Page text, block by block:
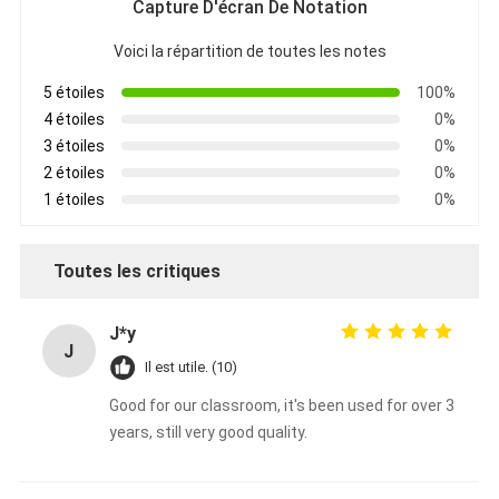
Capture D'écran De Notation
Voici la répartition de toutes les notes
5 étoiles
100%
4 étoiles
0%
3 étoiles
0%
2 étoiles
0%
1 étoiles
0%
Toutes les critiques
J
J*y
Il est utile. (10)
Good for our classroom, it's been used for over 3
years, still very good quality.